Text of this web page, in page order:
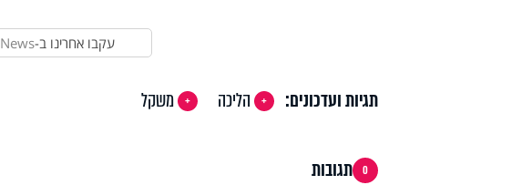
עקבו אחרינו ב-News
תגיות ועדכונים: הליכה משקל
0 תגובות